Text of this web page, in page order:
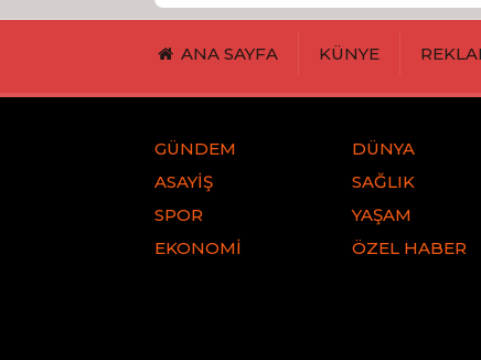
ANA SAYFA KÜNYE
GÜNDEM
ASAYİŞ
SPOR
EKONOMİ
DÜNYA
SAĞLIK
YAŞAM
ÖZEL HABER